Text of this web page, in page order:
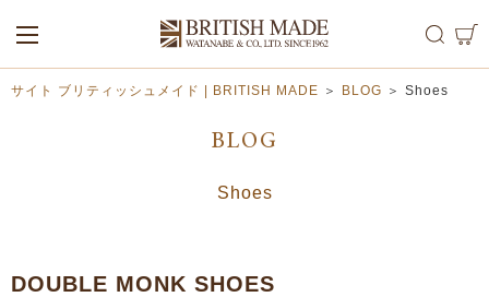
ALL MEN
WOMEN
サイト ブリティッシュメイド | BRITISH MADE ＞ BLOG ＞ Shoes
BLOG
Shoes
DOUBLE MONK SHOES